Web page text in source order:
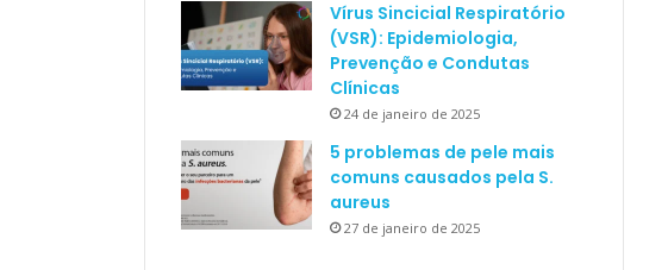
Vírus Sincicial Respiratório
(VSR): Epidemiologia,
Prevenção e Condutas
Clínicas
24 de janeiro de 2025
5 problemas de pele mais
comuns causados pela S.
aureus
27 de janeiro de 2025